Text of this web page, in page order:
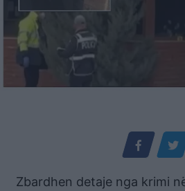
Zbardhen detaje nga krimi